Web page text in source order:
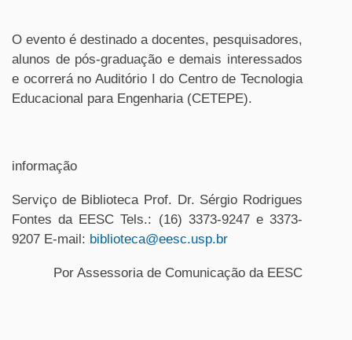
O evento é destinado a docentes, pesquisadores,
alunos de pós-graduação e demais interessados
e ocorrerá no Auditório I do Centro de Tecnologia
Educacional para Engenharia (CETEPE).
informação
Serviço de Biblioteca Prof. Dr. Sérgio Rodrigues
Fontes da EESC Tels.: (16) 3373-9247 e 3373-
9207 E-mail: biblioteca@eesc.usp.br
Por Assessoria de Comunicação da EESC